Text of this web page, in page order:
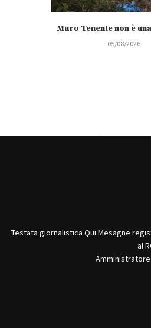
Muro Tenente non è
05/08/2026
Testata giornalistica Qui Mesagne
al